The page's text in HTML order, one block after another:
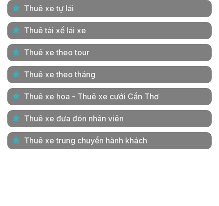
Thuê xe tự lái
Thuê tài xế lái xe
Thuê xe theo tour
Thuê xe theo tháng
Thuê xe hoa - Thuê xe cưới Cần Thơ
Thuê xe đưa đón nhân viên
Thuê xe trung chuyển hành khách